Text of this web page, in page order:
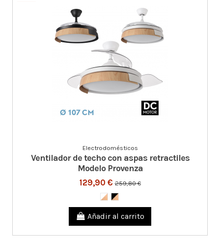
Electrodomésticos
Ventilador de techo con aspas retractiles
Modelo Provenza
129,90 €259,80 €
Añadir al carrito